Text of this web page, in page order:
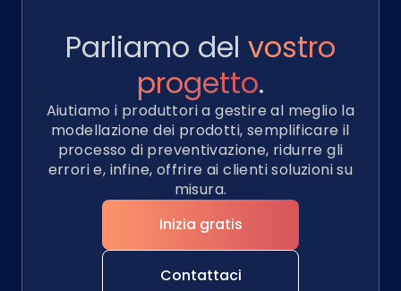
Parliamo del vostro
progetto.
Aiutiamo i produttori a gestire al meglio la
modellazione dei prodotti, semplificare il
processo di preventivazione, ridurre gli
errori e, infine, offrire ai clienti soluzioni su
misura.
Inizia gratis
Contattaci